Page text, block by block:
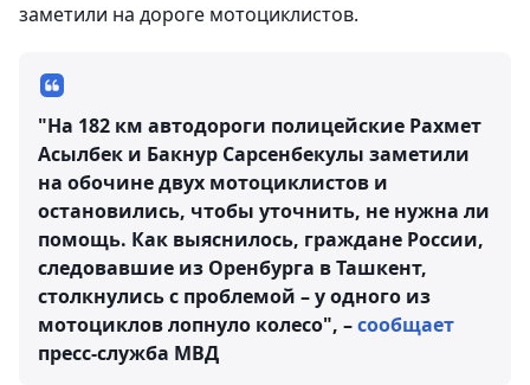
заметили на дороге мотоциклистов.
"На 182 км автодороги полицейские Рахмет
Асылбек и Бакнур Сарсенбекулы заметили
на обочине двух мотоциклистов и
остановились, чтобы уточнить, не нужна ли
помощь. Как выяснилось, граждане России,
следовавшие из Оренбурга в Ташкент,
столкнулись с проблемой – у одного из
мотоциклов лопнуло колесо", –сообщает
пресс-служба МВД